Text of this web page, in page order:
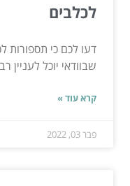
לכלבים
דעו לכם כי תספורות
שבוודאי יוכל
קרא עוד »
פבר 03, 2022